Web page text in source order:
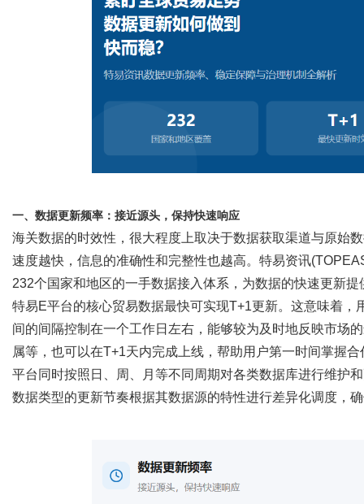
一、数据更新频率：接近源头，保持快速响应
海关数据的时效性，很大程度上取决于数据获取渠道与原始
速度越快，信息的准确性和完整性也越高。 特易资讯
232个国家和地区的一手数据接入体系，为数据的快速更新提
特易E平台的核心贸易数据最快可实现T+1更新。这意味着
间的间隔控制在一个工作日左右，能够较为及时地反映市场
属等，也可以在T+1天内完成上线，帮助用户第一时间掌握
平台同时按照日、周、月等不同周期对各类数据库进行维护
数据类型的更新节奏根据其数据源的特性进行差异化调度，